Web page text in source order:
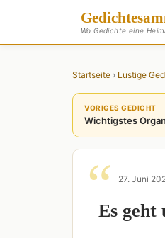
Gedichte
Wo Gedichte eine
Startseite › Lustige
VORIGES GEDICHT
Wichtigstes
27. Juni
Es geht